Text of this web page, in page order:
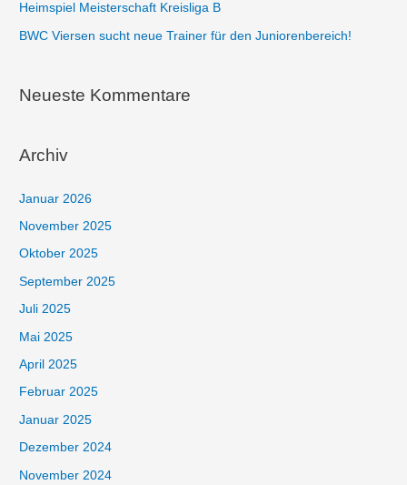
Heimspiel Meisterschaft Kreisliga B
BWC Viersen sucht neue Trainer für den Juniorenbereich!
Neueste Kommentare
Archiv
Januar 2026
November 2025
Oktober 2025
September 2025
Juli 2025
Mai 2025
April 2025
Februar 2025
Januar 2025
Dezember 2024
November 2024